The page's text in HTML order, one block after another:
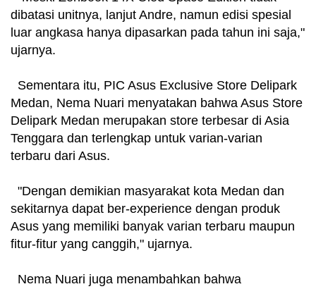
dibatasi unitnya, lanjut Andre, namun edisi spesial
luar angkasa hanya dipasarkan pada tahun ini saja,"
ujarnya.
Sementara itu, PIC Asus Exclusive Store Delipark
Medan, Nema Nuari menyatakan bahwa Asus Store
Delipark Medan merupakan store terbesar di Asia
Tenggara dan terlengkap untuk varian-varian
terbaru dari Asus.
"Dengan demikian masyarakat kota Medan dan
sekitarnya dapat ber-experience dengan produk
Asus yang memiliki banyak varian terbaru maupun
fitur-fitur yang canggih," ujarnya.
Nema Nuari juga menambahkan bahwa